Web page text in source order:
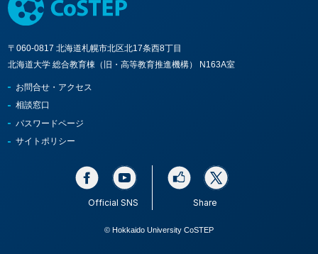
〒060-0817 北海道札幌市北区北17条西8丁目
北海道大学 総合教育棟（旧・高等教育推進機構） N163A室
お問合せ・アクセス
相談窓口
パスワードページ
サイトポリシー
Official SNS Share
© Hokkaido University CoSTEP